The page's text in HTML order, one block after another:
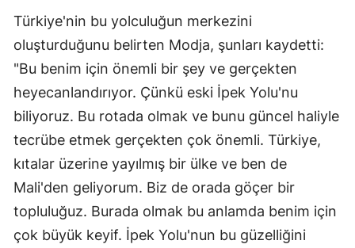
Türkiye'nin bu yolculuğun merkezini
oluşturduğunu belirten Modja, şunları kaydetti:
"Bu benim için önemli bir şey ve gerçekten
heyecanlandırıyor. Çünkü eski İpek Yolu'nu
biliyoruz. Bu rotada olmak ve bunu güncel haliyle
tecrübe etmek gerçekten çok önemli. Türkiye,
kıtalar üzerine yayılmış bir ülke ve ben de
Mali'den geliyorum. Biz de orada göçer bir
topluluğuz. Burada olmak bu anlamda benim için
çok büyük keyif. İpek Yolu'nun bu güzelliğini